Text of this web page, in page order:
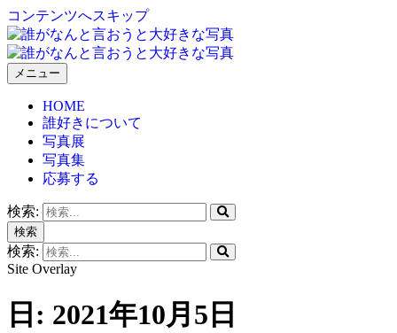
コンテンツへスキップ
誰がなんと言おうと大好きな写真
メニュー
HOME
誰好きについて
写真展
写真集
応募する
検索:
検索
検索:
Site Overlay
日: 2021年10月5日